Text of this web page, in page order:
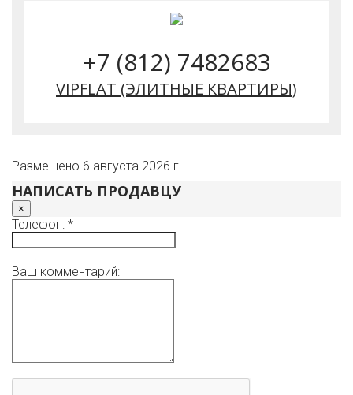
+7 (812) 7482683
VIPFLAT (ЭЛИТНЫЕ КВАРТИРЫ)
Размещено 6 августа 2026 г.
НАПИСАТЬ ПРОДАВЦУ
×
Телефон: *
Ваш комментарий: